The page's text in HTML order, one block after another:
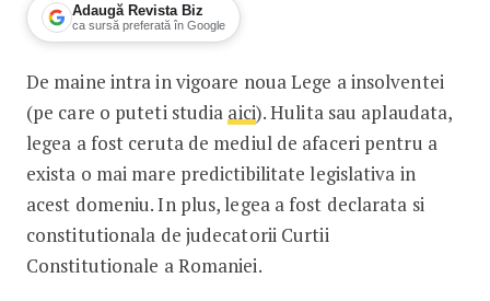
Adaugă Revista Biz
ca sursă preferată în Google
Insolventa are cod
De maine intra in vigoare noua Lege a insolventei
(pe care o puteti studia aici). Hulita sau aplaudata,
legea a fost ceruta de mediul de afaceri pentru a
exista o mai mare predictibilitate legislativa in
acest domeniu. In plus, legea a fost declarata si
constitutionala de judecatorii Curtii
Constitutionale a Romaniei.